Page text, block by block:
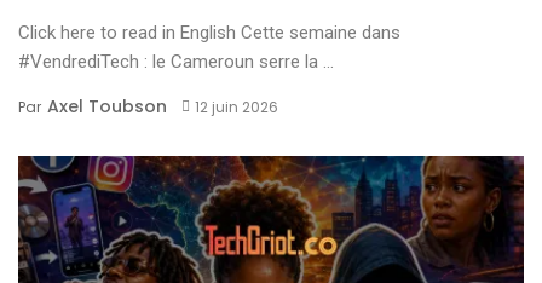
Click here to read in English Cette semaine dans
#VendrediTech : le Cameroun serre la ...
Par Axel Toubson 12 juin 2026